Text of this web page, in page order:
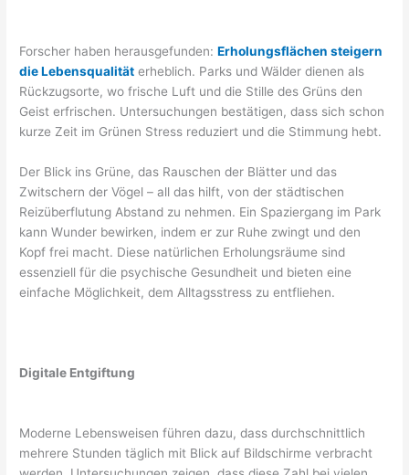
Forscher haben herausgefunden:Erholungsflächen steigern
die Lebensqualität erheblich. Parks und Wälder dienen als
Rückzugsorte, wo frische Luft und die Stille des Grüns den
Geist erfrischen. Untersuchungen bestätigen, dass sich schon
kurze Zeit im Grünen Stress reduziert und die Stimmung hebt.
Der Blick ins Grüne, das Rauschen der Blätter und das
Zwitschern der Vögel – all das hilft, von der städtischen
Reizüberflutung Abstand zu nehmen. Ein Spaziergang im Park
kann Wunder bewirken, indem er zur Ruhe zwingt und den
Kopf frei macht. Diese natürlichen Erholungsräume sind
essenziell für die psychische Gesundheit und bieten eine
einfache Möglichkeit, dem Alltagsstress zu entfliehen.
Digitale Entgiftung
Moderne Lebensweisen führen dazu, dass durchschnittlich
mehrere Stunden täglich mit Blick auf Bildschirme verbracht